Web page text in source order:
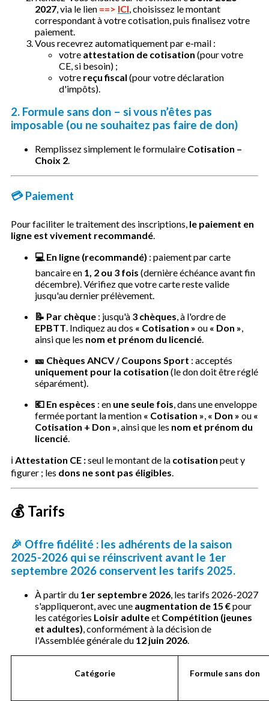
2027 , via le lien ==> ICI , choisissez le montant
correspondant à votre cotisation, puis finalisez votre
paiement.
Vous recevrez automatiquement par e-mail :
votre attestation de cotisation (pour votre
CE, si besoin) ;
votre reçu fiscal (pour votre déclaration
d'impôts).
2. Formule sans don – si vous n’êtes pas
imposable (ou ne souhaitez pas faire de don)
Remplissez simplement le formulaire Cotisation –
Choix 2.
💳 Paiement
Pour faciliter le traitement des inscriptions, le paiement en
ligne est vivement recommandé.
💻 En ligne (recommandé) : paiement par carte
bancaire en 1, 2 ou 3 fois (dernière échéance avant fin
décembre). Vérifiez que votre carte reste valide
jusqu'au dernier prélèvement.
📝 Par chèque : jusqu'à 3 chèques, à l'ordre de
EPBTT. Indiquez au dos « Cotisation » ou « Don »,
ainsi que les nom et prénom du licencié.
🎫 Chèques ANCV / Coupons Sport : acceptés
uniquement pour la cotisation (le don doit être réglé
séparément).
💶 En espèces : en une seule fois, dans une enveloppe
fermée portant la mention « Cotisation », « Don » ou «
Cotisation + Don », ainsi que les nom et prénom du
licencié.
ℹ️ Attestation CE :seul le montant de la cotisation peut y
figurer ; les dons ne sont pas éligibles.
💰 Tarifs
🎉 Offre fidélité : les adhérents de la saison
2025-2026 qui se réinscrivent avant le 1er
septembre 2026 conservent les tarifs 2025.
À partir du 1er septembre 2026, les tarifs 2026-2027
s'appliqueront, avec une augmentation de 15 €pour
les catégories Loisir adulteet Compétition (jeunes
et adultes), conformément à la décision de
l'Assemblée générale du 12 juin 2026.
Catégorie Formule sans don